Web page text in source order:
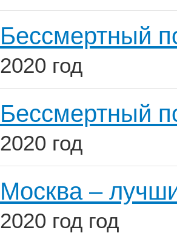
Бессмертный
2020 год
Бессмертный
2020 год
Москва –
2020 год год